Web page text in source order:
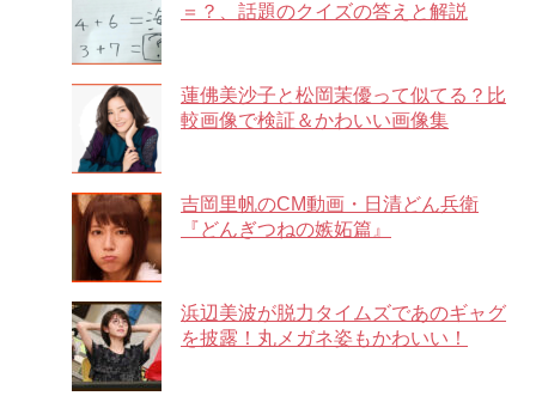
＝？、話題のクイズの答えと解説
蓮佛美沙子と松岡茉優って似てる？比
較画像で検証＆かわいい画像集
吉岡里帆のCM動画・日清どん兵衛
『どんぎつねの嫉妬篇』
浜辺美波が脱力タイムズであのギャグ
を披露！丸メガネ姿もかわいい！